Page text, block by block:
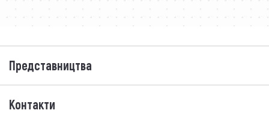
Представництва
Контакти